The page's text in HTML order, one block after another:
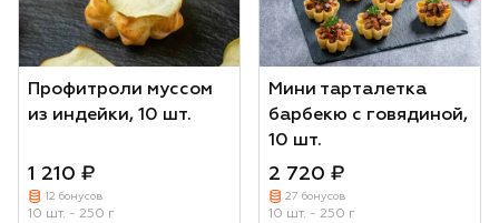
Профитроли муссом
из индейки, 10 шт.
1 210 ₽
12 бонусов
10 шт. - 250 г
Мини тарталетка
барбекю с говядиной,
10 шт.
2 720 ₽
27 бонусов
10 шт. - 250 г